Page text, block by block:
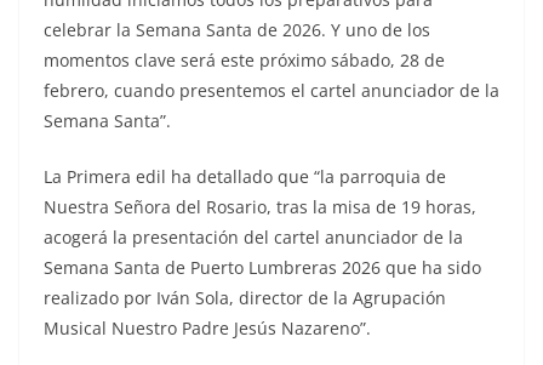
celebrar la Semana Santa de 2026. Y uno de los
momentos clave será este próximo sábado, 28 de
febrero, cuando presentemos el cartel anunciador de la
Semana Santa”.
La Primera edil ha detallado que “la parroquia de
Nuestra Señora del Rosario, tras la misa de 19 horas,
acogerá la presentación del cartel anunciador de la
Semana Santa de Puerto Lumbreras 2026 que ha sido
realizado por Iván Sola, director de la Agrupación
Musical Nuestro Padre Jesús Nazareno”.